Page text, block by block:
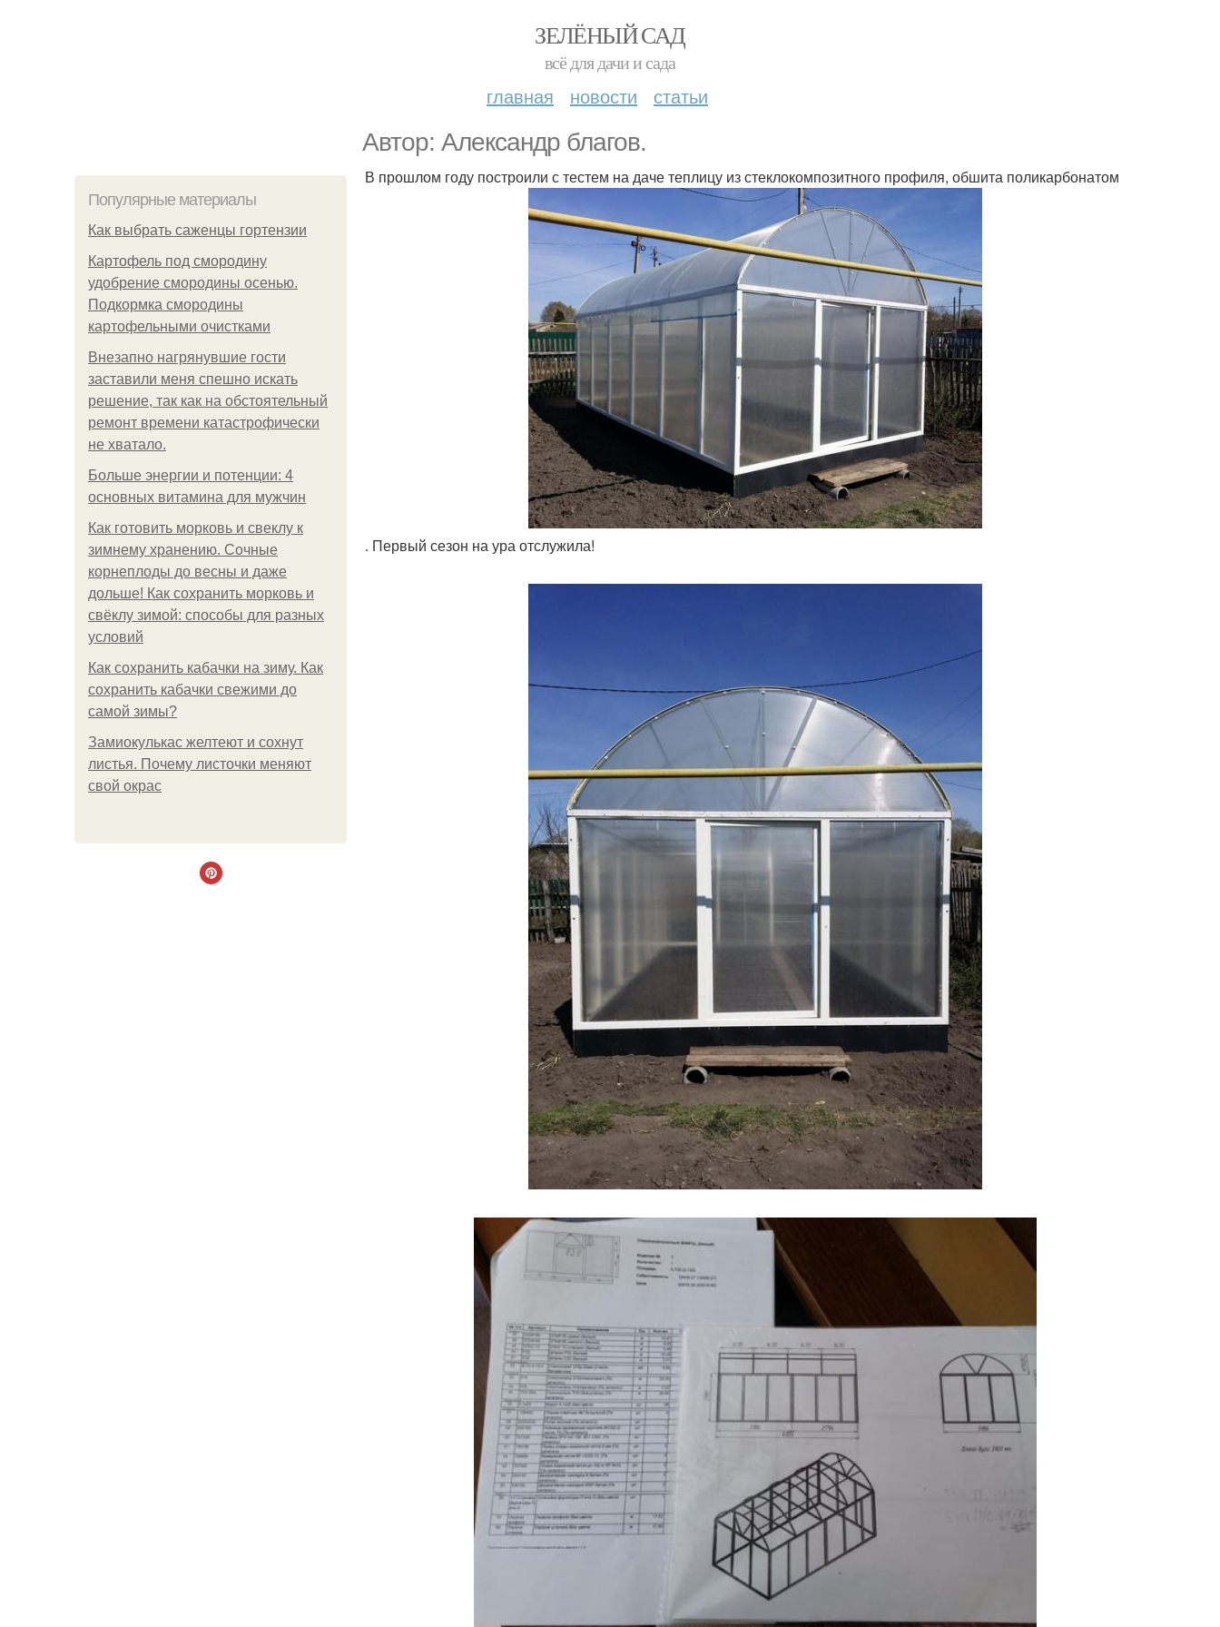
ЗЕЛЁНЫЙ САД
всё для дачи и сада
главная новости статьи
Автор: Александр благов.
Популярные материалы
Как выбрать саженцы гортензии
Картофель под смородину
удобрение смородины осенью.
Подкормка смородины
картофельными очистками
Внезапно нагрянувшие гости
заставили меня спешно искать
решение, так как на обстоятельный
ремонт времени катастрофически
не хватало.
Больше энергии и потенции: 4
основных витамина для мужчин
Как готовить морковь и свеклу к
зимнему хранению. Сочные
корнеплоды до весны и даже
дольше! Как сохранить морковь и
свёклу зимой: способы для разных
условий
Как сохранить кабачки на зиму. Как
сохранить кабачки свежими до
самой зимы?
Замиокулькас желтеют и сохнут
листья. Почему листочки меняют
свой окрас
В прошлом году построили с тестем на даче теплицу из стеклокомпозитного профиля, обшита поликарбонатом
. Первый сезон на ура отслужила!